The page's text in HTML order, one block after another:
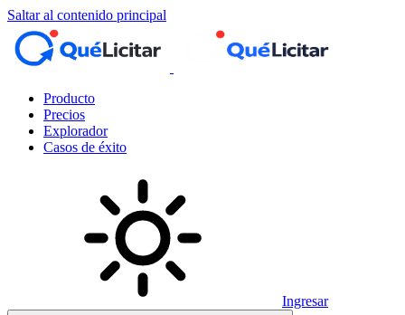
Saltar al contenido principal
Producto
Precios
Explorador
Casos de éxito
Ingresar